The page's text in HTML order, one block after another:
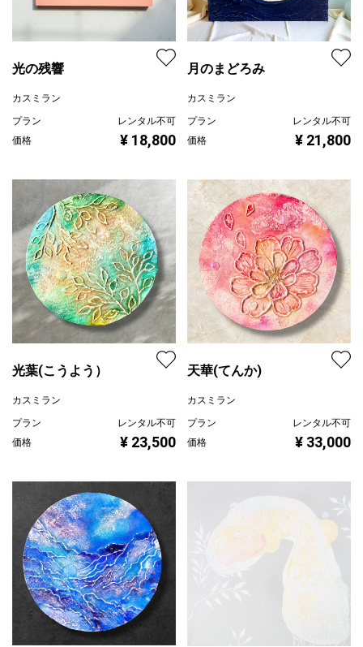
光の残響
カスミラン
プラン
レンタル不可
価格
¥ 18,800
月のまどろみ
カスミラン
プラン
レンタル不可
価格
¥ 21,800
光葉(こうよう）
カスミラン
プラン
レンタル不可
価格
¥ 23,500
天華(てんか)
カスミラン
プラン
レンタル不可
価格
¥ 33,000